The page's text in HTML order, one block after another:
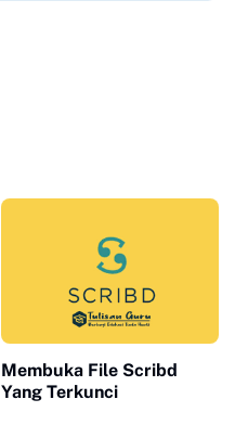
Membuka File Scribd
Yang Terkunci